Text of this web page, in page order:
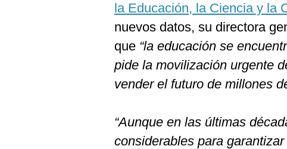
la Educación, la Ciencia y la
nuevos datos, su directora
que “la educación se
pide la movilización urgente
vender el futuro de millones
“Aunque en las últimas
considerables para